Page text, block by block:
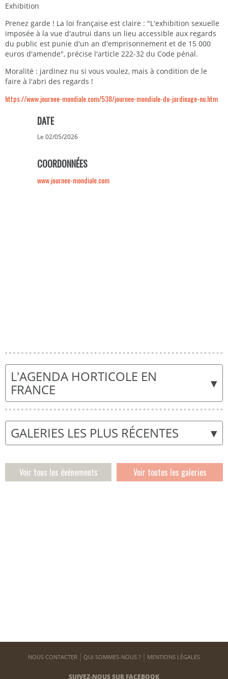
Exhibition
Prenez garde ! La loi française est claire : "L'exhibition sexuelle
imposée à la vue d'autrui dans un lieu accessible aux regards
du public est punie d'un an d'emprisonnement et de 15 000
euros d'amende", précise l'article 222-32 du Code pénal.
Moralité : jardinez nu si vous voulez, mais à condition de le
faire à l'abri des regards !
https://www.journee-mondiale.com/538/journee-mondiale-du-jardinage-nu.htm
DATE
Le 02/05/2026
COORDONNÉES
www.journee-mondiale.com
▾
L'AGENDA HORTICOLE EN
FRANCE
▾
GALERIES LES PLUS RÉCENTES
Voir tous les événements Voir toutes les galeries
NOUS CONTACTER QUI SOMMES-NOUS ? MENTIONS LÉGALES
SUIVEZ-NOUS SUR FACEBOOK